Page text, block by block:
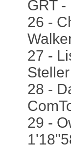
GRT
26 -
27 -
28 -
29 -